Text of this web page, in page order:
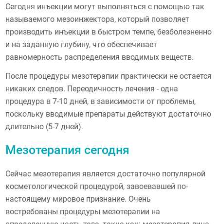
Сегодня инъекции могут выполняться с помощью так
называемого мезоинжектора, который позволяет
производить инъекции в быстром темпе, безболезненно
и на заданную глубину, что обеспечивает
равномерность распределения вводимых веществ.
После процедуры мезотерапии практически не остается
никаких следов. Переодичность лечения - одна
процедура в 7-10 дней, в зависимости от проблемы,
поскольку вводимые препараты действуют достаточно
длительно (5-7 дней).
Мезотерапия сегодня
Сейчас мезотерапия является достаточно популярной
косметологической процедурой, завоевавшей по-
настоящему мировое признание. Очень
востребованы процедуры мезотерапии на